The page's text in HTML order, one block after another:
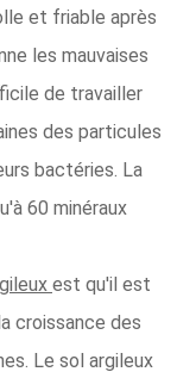
et friable après
les mauvaises
de travailler
des particules
bactéries. La
60 minéraux
est qu'il est
croissance des
Le sol argileux